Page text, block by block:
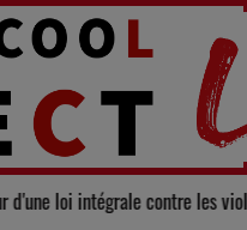
adopte un vœu en faveur